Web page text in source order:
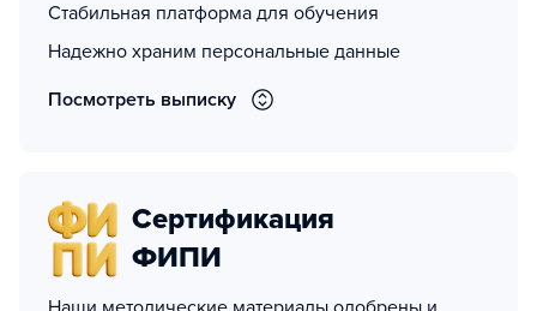
Стабильная платформа для обучения
Надежно храним персональные данные
Посмотреть выписку
Сертификация
ФИПИ